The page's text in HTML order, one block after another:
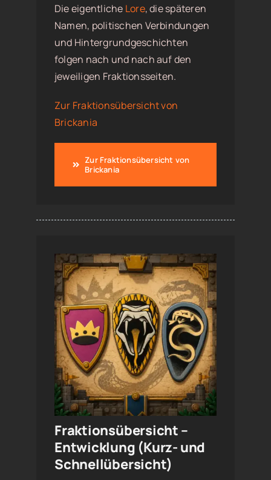
Die eigentliche Lore, die späteren
Namen, politischen Verbindungen
und Hintergrundgeschichten
folgen nach und nach auf den
jeweiligen Fraktionsseiten.
Zur Fraktionsübersicht von
Brickania
Zur Fraktionsübersicht von
Brickania
Fraktionsübersicht –
Entwicklung (Kurz- und
Schnellübersicht)